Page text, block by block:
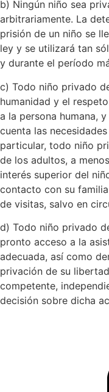
b) Ningún niño sea
arbitrariamente. La
prisión de un niño se
ley y se utilizará tan
y durante el período
c) Todo niño privado
humanidad y el
a la persona humana,
cuenta las
particular, todo niño
de los adultos, a
interés superior del
contacto con su
de visitas, salvo en
d) Todo niño privado
pronto acceso a la
adecuada, así como
privación de su
competente,
decisión sobre dicha